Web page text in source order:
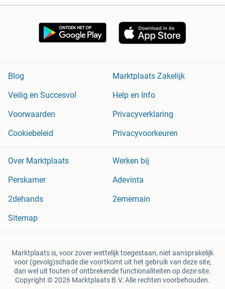
Blog
Marktplaats Zakelijk
Veilig en Succesvol
Help en Info
Voorwaarden
Privacyverklaring
Cookiebeleid
Privacyvoorkeuren
Over Marktplaats
Werken bij
Perskamer
Adevinta
2dehands
2ememain
Sitemap
Marktplaats is, voor zover wettelijk toegestaan, niet aansprakelijk
voor (gevolg)schade die voortkomt uit het gebruik van deze site,
dan wel uit fouten of ontbrekende functionaliteiten op deze site.
Copyright © 2026 Marktplaats B.V. Alle rechten voorbehouden.